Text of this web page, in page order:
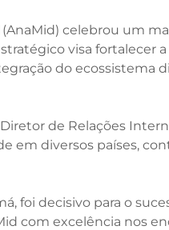
(AnaMid) celebrou um
visa fortalecer a
do ecossistema
Diretor de Relações
em diversos países,
foi decisivo para o
com excelência nos